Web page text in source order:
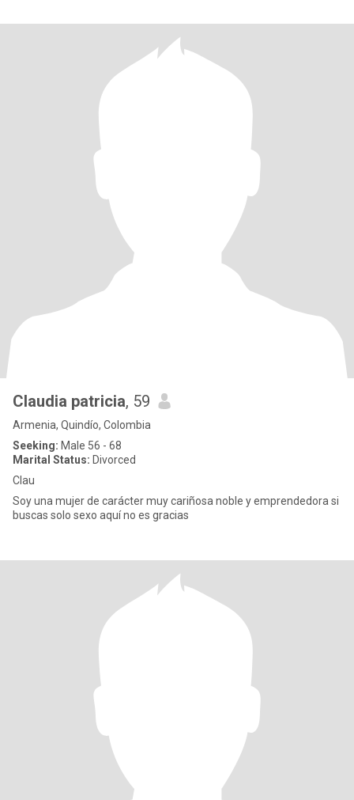
Claudia patricia, 59
Armenia, Quindío, Colombia
Seeking: Male 56 - 68
Marital Status: Divorced
Clau
Soy una mujer de carácter muy cariñosa noble y emprendedora si
buscas solo sexo aquí no es gracias